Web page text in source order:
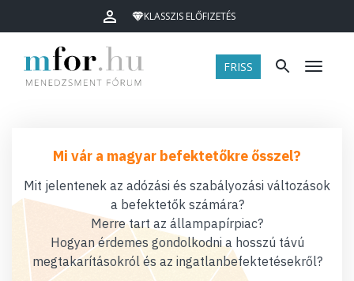
KLASSZIS ELŐFIZETÉS
FRISS Menü
Mi vár a magyar befektetőkre ősszel?
Mit jelentenek az adózási és szabályozási változások
a befektetők számára?
Merre tart az állampapírpiac?
Hogyan érdemes gondolkodni a hosszú távú
megtakarításokról és az ingatlanbefektetésekről?